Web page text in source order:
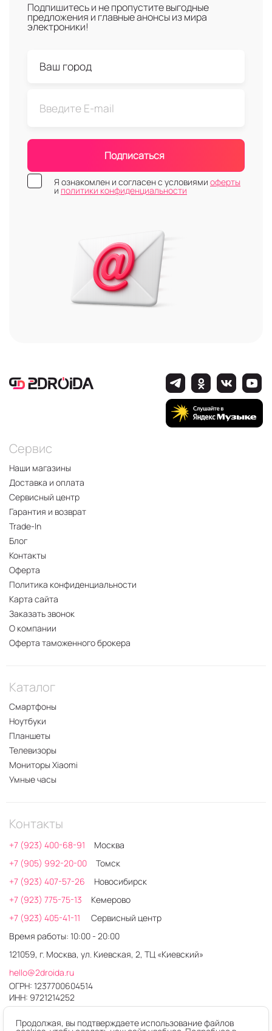
Подпишитесь и не пропустите выгодные
предложения и главные анонсы из мира
электроники!
Подписаться
Я ознакомлен и согласен с условиями оферты
и политики конфиденциальности
Сервис
Наши магазины
Доставка и оплата
Сервисный центр
Гарантия и возврат
Trade-In
Блог
Контакты
Оферта
Политика конфиденциальности
Карта сайта
Заказать звонок
О компании
Оферта таможенного брокера
Каталог
Смартфоны
Ноутбуки
Планшеты
Телевизоры
Мониторы Xiaomi
Умные часы
Контакты
+7 (923) 400-68-91
Москва
+7 (905) 992-20-00
Томск
+7 (923) 407-57-26
Новосибирск
+7 (923) 775-75-13
Кемерово
+7 (923) 405-41-11
Сервисный центр
Время работы: 10:00 - 20:00
121059, г. Москва, ул. Киевская, 2, ТЦ «Киевский»
hello@2droida.ru
ОГРН: 1237700604514
ИНН: 9721214252
Продолжая, вы подтверждаете использование файлов